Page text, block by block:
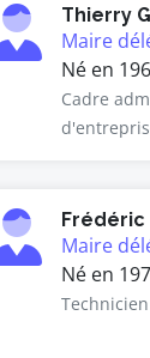
Thierry
Maire
Né en
Cadre
Frédéric
Maire
Né en
Technicien